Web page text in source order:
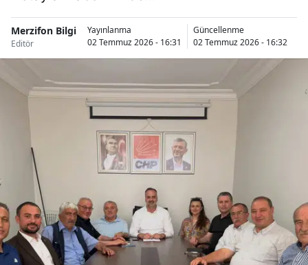
Merzifon Bilgi
Editör
Yayınlanma
02 Temmuz 2026 - 16:31
Güncellenme
02 Temmuz 2026 - 16:32